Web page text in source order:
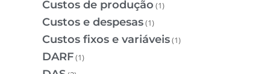
Custos de produção (1)
Custos e despesas(1)
Custos fixos e variáveis(1)
DARF(1)